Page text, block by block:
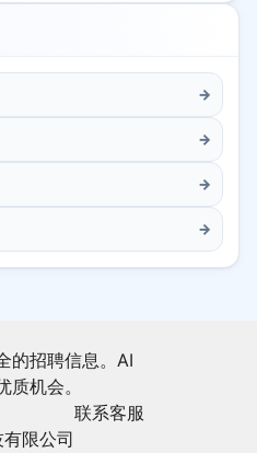
→
→
→
→
的招聘信息。AI
机会。
限公司
联系客服